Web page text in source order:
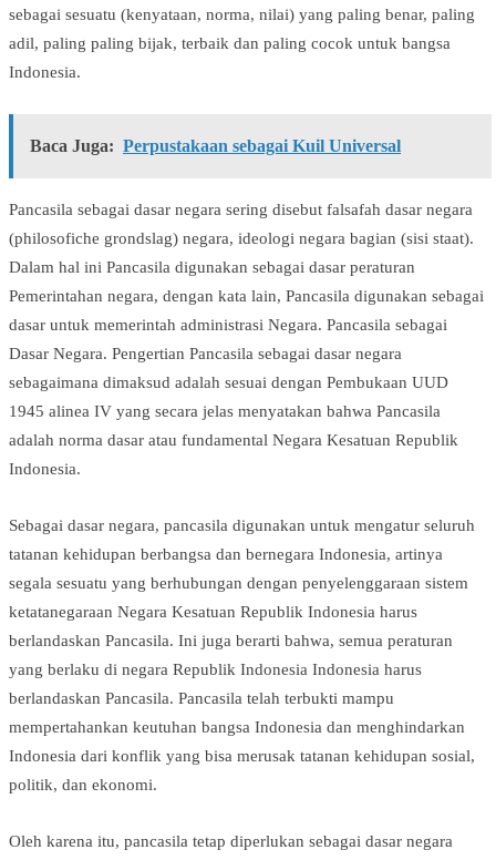
sebagai sesuatu (kenyataan, norma, nilai) yang paling benar, paling
adil, paling paling bijak, terbaik dan paling cocok untuk bangsa
Indonesia.
Baca Juga: Perpustakaan sebagai Kuil Universal
Pancasila sebagai dasar negara sering disebut falsafah dasar negara
(philosofiche grondslag) negara, ideologi negara bagian (sisi staat).
Dalam hal ini Pancasila digunakan sebagai dasar peraturan
Pemerintahan negara, dengan kata lain, Pancasila digunakan sebagai
dasar untuk memerintah administrasi Negara. Pancasila sebagai
Dasar Negara. Pengertian Pancasila sebagai dasar negara
sebagaimana dimaksud adalah sesuai dengan Pembukaan UUD
1945 alinea IV yang secara jelas menyatakan bahwa Pancasila
adalah norma dasar atau fundamental Negara Kesatuan Republik
Indonesia.
Sebagai dasar negara, pancasila digunakan untuk mengatur seluruh
tatanan kehidupan berbangsa dan bernegara Indonesia, artinya
segala sesuatu yang berhubungan dengan penyelenggaraan sistem
ketatanegaraan Negara Kesatuan Republik Indonesia harus
berlandaskan Pancasila. Ini juga berarti bahwa, semua peraturan
yang berlaku di negara Republik Indonesia Indonesia harus
berlandaskan Pancasila. Pancasila telah terbukti mampu
mempertahankan keutuhan bangsa Indonesia dan menghindarkan
Indonesia dari konflik yang bisa merusak tatanan kehidupan sosial,
politik, dan ekonomi.
Oleh karena itu, pancasila tetap diperlukan sebagai dasar negara